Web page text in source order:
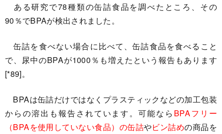
ある研究で78種類の缶詰食品を調べたところ、その
90％でBPAが検出されました。
缶詰を食べない場合に比べて、缶詰食品を食べること
で、尿中のBPAが1000％も増えたという報告もあります
[*89]。
BPAは缶詰だけではなくプラスティックなどの加工包装
からの溶出も報告されています。可能なら BPAフリー
（BPAを使用していない食品）の缶詰やビン詰めの商品を